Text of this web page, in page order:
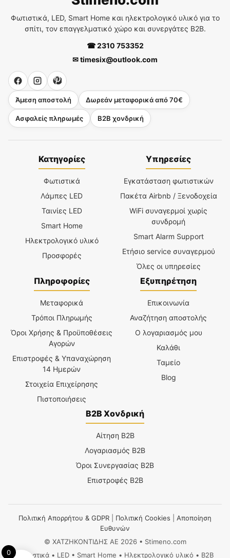
Φωτιστικά, LED, Smart Home και ηλεκτρολογικό υλικό για το
σπίτι, τον επαγγελματικό χώρο και συνεργάτες B2B.
☎ 2310 753352
✉ timesix@outlook.com
Άμεση αποστολή Δωρεάν μεταφορικά από 70€
Ασφαλείς πληρωμές B2B χονδρική
Κατηγορίες
Φωτιστικά
Λάμπες LED
Ταινίες LED
Smart Home
Ηλεκτρολογικό υλικό
Προσφορές
Υπηρεσίες
Εγκατάσταση φωτιστικών
Πακέτα Airbnb / Ξενοδοχεία
WiFi συναγερμοί χωρίς
συνδρομή
Smart Alarm Support
Ετήσιο service συναγερμού
Όλες οι υπηρεσίες
Πληροφορίες
Μεταφορικά
Τρόποι Πληρωμής
Όροι Χρήσης & Προϋποθέσεις
Αγορών
Επιστροφές & Υπαναχώρηση
14 Ημερών
Στοιχεία Επιχείρησης
Πιστοποιήσεις
Εξυπηρέτηση
Επικοινωνία
Αναζήτηση αποστολής
Ο λογαριασμός μου
Καλάθι
Ταμείο
Blog
B2B Χονδρική
Αίτηση B2B
Λογαριασμός B2B
Όροι Συνεργασίας B2B
Επιστροφές B2B
Πολιτική Απορρήτου & GDPR Πολιτική Cookies
Αποποίηση
Ευθυνών
© ΧΑΤΖΗΚΟΝΤΙΔΗΣ ΑΕ 2026 • Stimeno.com
Φωτιστικά • LED • Smart Home • Ηλεκτρολογικό υλικό • B2B
0